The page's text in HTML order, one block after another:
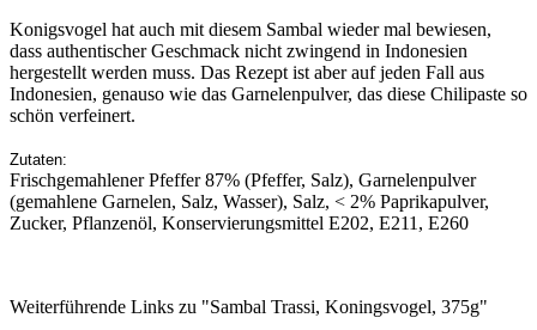
Konigsvogel hat auch mit diesem Sambal wieder mal bewiesen,
dass authentischer Geschmack nicht zwingend in Indonesien
hergestellt werden muss. Das Rezept ist aber auf jeden Fall aus
Indonesien, genauso wie das Garnelenpulver, das diese Chilipaste so
schön verfeinert.
Zutaten:
Frischgemahlener Pfeffer 87% (Pfeffer, Salz), Garnelenpulver
(gemahlene Garnelen, Salz, Wasser), Salz, < 2% Paprikapulver,
Zucker, Pflanzenöl, Konservierungsmittel E202, E211, E260
Weiterführende Links zu "Sambal Trassi, Koningsvogel, 375g"